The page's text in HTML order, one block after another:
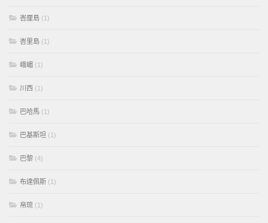
峇厘島 (1)
峇里島 (1)
峨嵋 (1)
川西 (1)
巴哈馬 (1)
巴基斯坦 (1)
巴黎 (4)
布達佩斯 (1)
帛琉 (1)